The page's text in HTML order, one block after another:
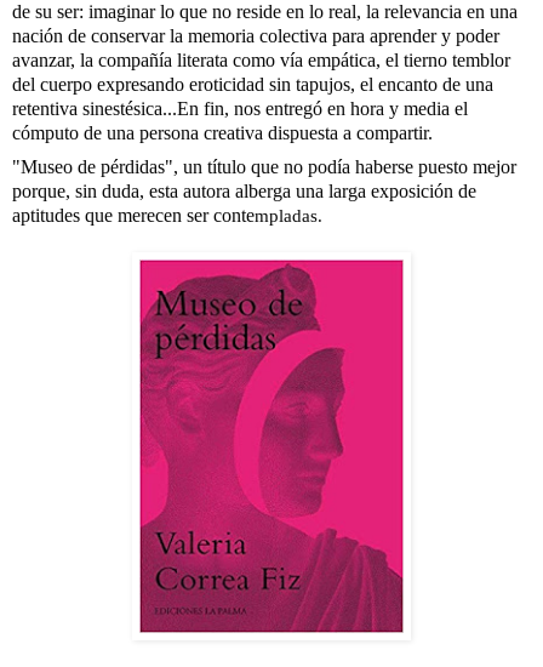
de su ser: imaginar lo que no reside en lo real, la relevancia en una
nación de conservar la memoria colectiva para aprender y poder
avanzar, la compañía literata como vía empática, el tierno temblor
del cuerpo expresando eroticidad sin tapujos, el encanto de una
retentiva sinestésica...En fin, nos entregó en hora y media el
cómputo de una persona creativa dispuesta a compartir.
"Museo de pérdidas", un título que no podía haberse puesto mejor
porque, sin duda, esta autora alberga una larga exposición de
aptitudes que merecen ser contempladas.